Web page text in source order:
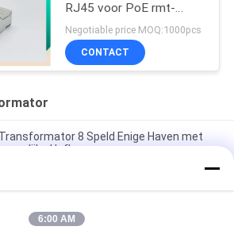
RJ45 voor PoE rmt-
462a-12f6-GY
Negotiable price MOQ:1000pcs
CONTACT
8 Speld Enige Haven met
Hefboom
van Fpc Zif zonder LEIDEN
de Enige Haven van Rechte
6:00 AM